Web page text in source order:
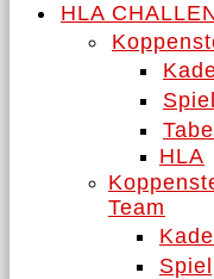
HLA
HLA
Team